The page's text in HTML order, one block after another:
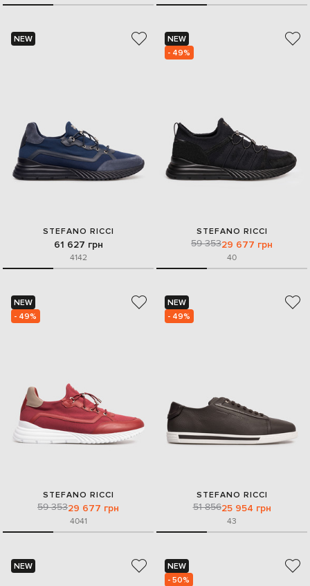
NEW
STEFANO RICCI
61 627 грн
4142
NEW
- 49%
STEFANO RICCI
59 35329 677 грн
40
NEW
- 49%
STEFANO RICCI
59 35329 677 грн
4041
NEW
- 49%
STEFANO RICCI
51 85625 954 грн
43
NEW
NEW
- 50%